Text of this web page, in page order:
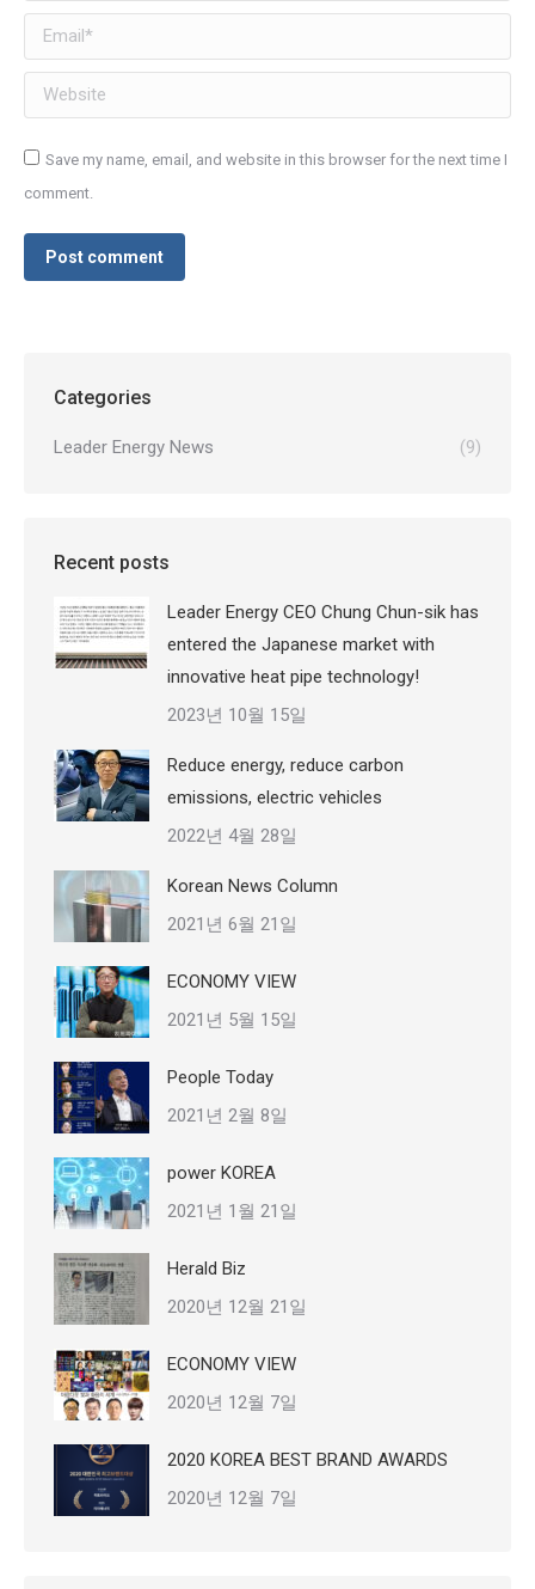
Email *
Website
Save my name, email, and website in this browser for the next time I
comment.
Post comment
Categories
Leader Energy News (9)
Recent posts
Leader Energy CEO Chung Chun-sik has
entered the Japanese market with
innovative heat pipe technology!
2023년 10월 15일
Reduce energy, reduce carbon
emissions, electric vehicles
2022년 4월 28일
Korean News Column
2021년 6월 21일
ECONOMY VIEW
2021년 5월 15일
People Today
2021년 2월 8일
power KOREA
2021년 1월 21일
Herald Biz
2020년 12월 21일
ECONOMY VIEW
2020년 12월 7일
2020 KOREA BEST BRAND AWARDS
2020년 12월 7일